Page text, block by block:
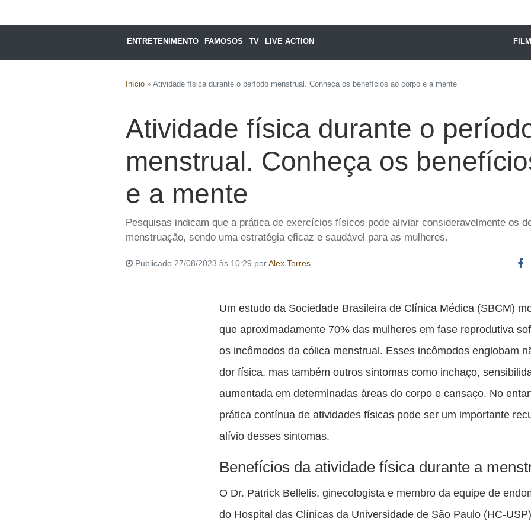
ENTRETENIMENTO FAMOSOS TV LIVE ACTION
Início » Atividade física durante o período menstrual. Conheça os benefícios ao corpo e a mente
Atividade física durante o
menstrual. Conheça os
e a mente
Pesquisas indicam que a prática de exercícios físicos pode aliviar consideravelmente os
menstruação, sendo uma estratégia eficaz e saudável para as mulheres.
Publicado 27/08/2023 às 10:29 porAlex Torres
Um estudo da Sociedade Brasileira de Clínica Médica (SBCM)
que aproximadamente 70% das mulheres em fase reprodutiva
os incômodos da cólica menstrual. Esses incômodos englobam
dor física, mas também outros sintomas como inchaço,
aumentada em determinadas áreas do corpo e cansaço. No
prática contínua de atividades físicas pode ser um importante
alívio desses sintomas.
Benefícios da atividade física durante a
O Dr. Patrick Bellelis, ginecologista e membro da equipe de
do Hospital das Clínicas da Universidade de São Paulo (HC-